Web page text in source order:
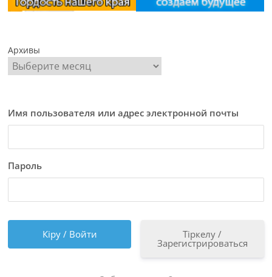
Архивы
Имя пользователя или адрес электронной почты
Пароль
Тіркелу /
Зарегистрироваться